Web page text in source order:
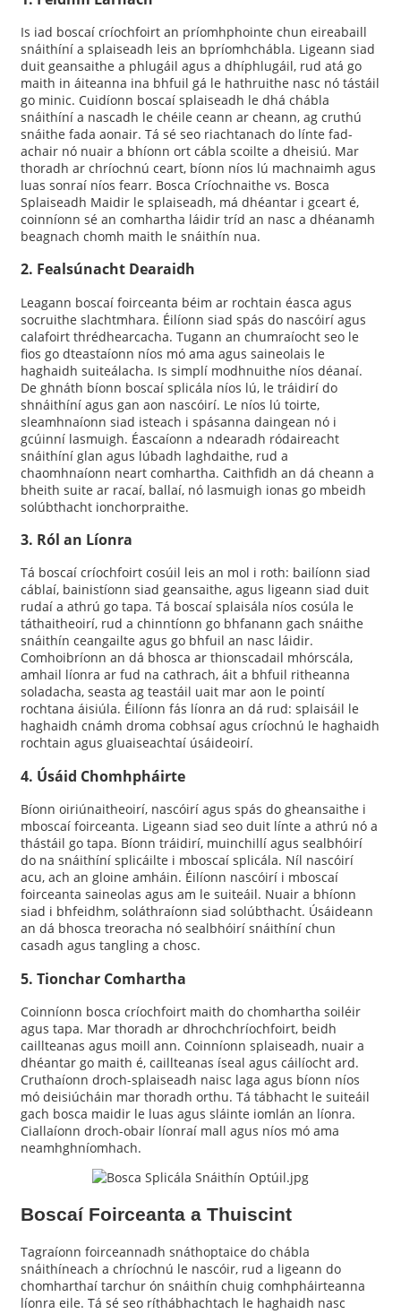
Is iad boscaí críochfoirt an príomhphointe chun eireabaill
snáithíní a splaiseadh leis an bpríomhchábla. Ligeann siad
duit geansaithe a phlugáil agus a dhíphlugáil, rud atá go
maith in áiteanna ina bhfuil gá le hathruithe nasc nó tástáil
go minic. Cuidíonn boscaí splaiseadh le dhá chábla
snáithíní a nascadh le chéile ceann ar cheann, ag cruthú
snáithe fada aonair. Tá sé seo riachtanach do línte fad-
achair nó nuair a bhíonn ort cábla scoilte a dheisiú. Mar
thoradh ar chríochnú ceart, bíonn níos lú machnaimh agus
luas sonraí níos fearr. Bosca Críochnaithe vs. Bosca
Splaiseadh Maidir le splaiseadh, má dhéantar i gceart é,
coinníonn sé an comhartha láidir tríd an nasc a dhéanamh
beagnach chomh maith le snáithín nua.
2. Fealsúnacht Dearaidh
Leagann boscaí foirceanta béim ar rochtain éasca agus
socruithe slachtmhara. Éilíonn siad spás do nascóirí agus
calafoirt thrédhearcacha. Tugann an chumraíocht seo le
fios go dteastaíonn níos mó ama agus saineolais le
haghaidh suiteálacha. Is simplí modhnuithe níos déanaí.
De ghnáth bíonn boscaí splicála níos lú, le tráidirí do
shnáithíní agus gan aon nascóirí. Le níos lú toirte,
sleamhnaíonn siad isteach i spásanna daingean nó i
gcúinní lasmuigh. Éascaíonn a ndearadh ródaireacht
snáithíní glan agus lúbadh laghdaithe, rud a
chaomhnaíonn neart comhartha. Caithfidh an dá cheann a
bheith suite ar racaí, ballaí, nó lasmuigh ionas go mbeidh
solúbthacht ionchorpraithe.
3. Ról an Líonra
Tá boscaí críochfoirt cosúil leis an mol i roth: bailíonn siad
cáblaí, bainistíonn siad geansaithe, agus ligeann siad duit
rudaí a athrú go tapa. Tá boscaí splaisála níos cosúla le
táthaitheoirí, rud a chinntíonn go bhfanann gach snáithe
snáithín ceangailte agus go bhfuil an nasc láidir.
Comhoibríonn an dá bhosca ar thionscadail mhórscála,
amhail líonra ar fud na cathrach, áit a bhfuil ritheanna
soladacha, seasta ag teastáil uait mar aon le pointí
rochtana áisiúla. Éilíonn fás líonra an dá rud: splaisáil le
haghaidh cnámh droma cobhsaí agus críochnú le haghaidh
rochtain agus gluaiseachtaí úsáideoirí.
4. Úsáid Chomhpháirte
Bíonn oiriúnaitheoirí, nascóirí agus spás do gheansaithe i
mboscaí foirceanta. Ligeann siad seo duit línte a athrú nó a
thástáil go tapa. Bíonn tráidirí, muinchillí agus sealbhóirí
do na snáithíní splicáilte i mboscaí splicála. Níl nascóirí
acu, ach an gloine amháin. Éilíonn nascóirí i mboscaí
foirceanta saineolas agus am le suiteáil. Nuair a bhíonn
siad i bhfeidhm, soláthraíonn siad solúbthacht. Úsáideann
an dá bhosca treoracha nó sealbhóirí snáithíní chun
casadh agus tangling a chosc.
5. Tionchar Comhartha
Coinníonn bosca críochfoirt maith do chomhartha soiléir
agus tapa. Mar thoradh ar dhrochchríochfoirt, beidh
caillteanas agus moill ann. Coinníonn splaiseadh, nuair a
dhéantar go maith é, caillteanas íseal agus cáilíocht ard.
Cruthaíonn droch-splaiseadh naisc laga agus bíonn níos
mó deisiúcháin mar thoradh orthu. Tá tábhacht le suiteáil
gach bosca maidir le luas agus sláinte iomlán an líonra.
Ciallaíonn droch-obair líonraí mall agus níos mó ama
neamhghníomhach.
Boscaí Foirceanta a Thuiscint
Tagraíonn foirceannadh snáthoptaice do chábla
snáithíneach a chríochnú le nascóir, rud a ligeann do
chomharthaí tarchur ón snáithín chuig comhpháirteanna
líonra eile. Tá sé seo ríthábhachtach le haghaidh nasc